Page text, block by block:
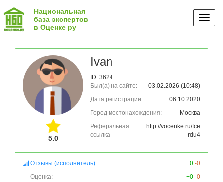
Национальная
база экспертов
в Оценке ру
5.0
Ivan
ID: 3624
Был(а) на сайте:
03.02.2026 (10:48)
Дата регистрации:
06.10.2020
Город местонахождения:
Москва
Реферальная
ссылка:
http://vocenke.ru/fce
rdu4
Отзывы (исполнитель): +0 -0
Оценка:
+0 -0